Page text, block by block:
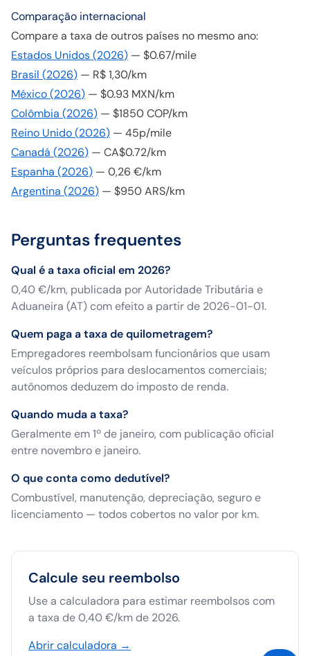
Comparação internacional
Compare a taxa de outros países no mesmo ano:
Estados Unidos(2026) — $0.67/mile
Brasil (2026) — R$ 1,30/km
México(2026) — $0.93 MXN/km
Colômbia (2026) — $1850 COP/km
Reino Unido(2026) — 45p/mile
Canadá (2026) — CA$0.72/km
Espanha (2026) — 0,26 €/km
Argentina (2026) — $950 ARS/km
Perguntas frequentes
Qual é a taxa oficial em 2026?
0,40 €/km, publicada por Autoridade Tributária e
Aduaneira (AT) com efeito a partir de 2026-01-01.
Quem paga a taxa de quilometragem?
Empregadores reembolsam funcionários que usam
veículos próprios para deslocamentos comerciais;
autônomos deduzem do imposto de renda.
Quando muda a taxa?
Geralmente em 1º de janeiro, com publicação oficial
entre novembro e janeiro.
O que conta como dedutível?
Combustível, manutenção, depreciação, seguro e
licenciamento — todos cobertos no valor por km.
Calcule seu reembolso
Use a calculadora para estimar reembolsos com
a taxa de 0,40 €/km de 2026.
Abrir calculadora →